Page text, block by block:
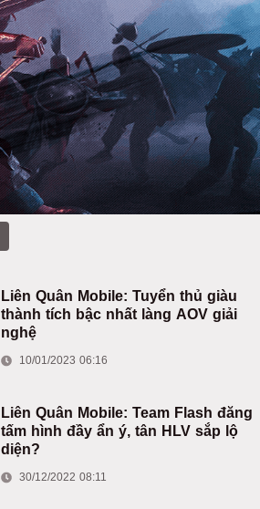
Liên Quân Mobile: Tuyển thủ giàu
thành tích bậc nhất làng AOV giải
nghệ
10/01/2023 06:16
Liên Quân Mobile: Team Flash đăng
tấm hình đầy ẩn ý, tân HLV sắp lộ
diện?
30/12/2022 08:11